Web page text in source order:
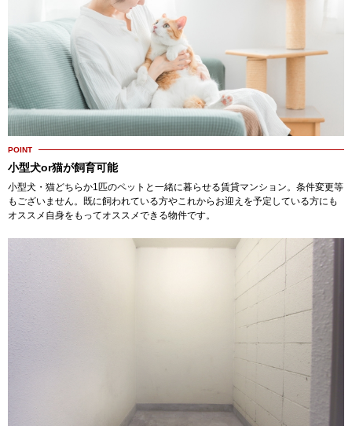
POINT
小型犬or猫が飼育可能
小型犬・猫どちらか1匹のペットと一緒に暮らせる賃貸マンション。条件変更等
もございません。既に飼われている方やこれからお迎えを予定している方にも
オススメ自身をもってオススメできる物件です。